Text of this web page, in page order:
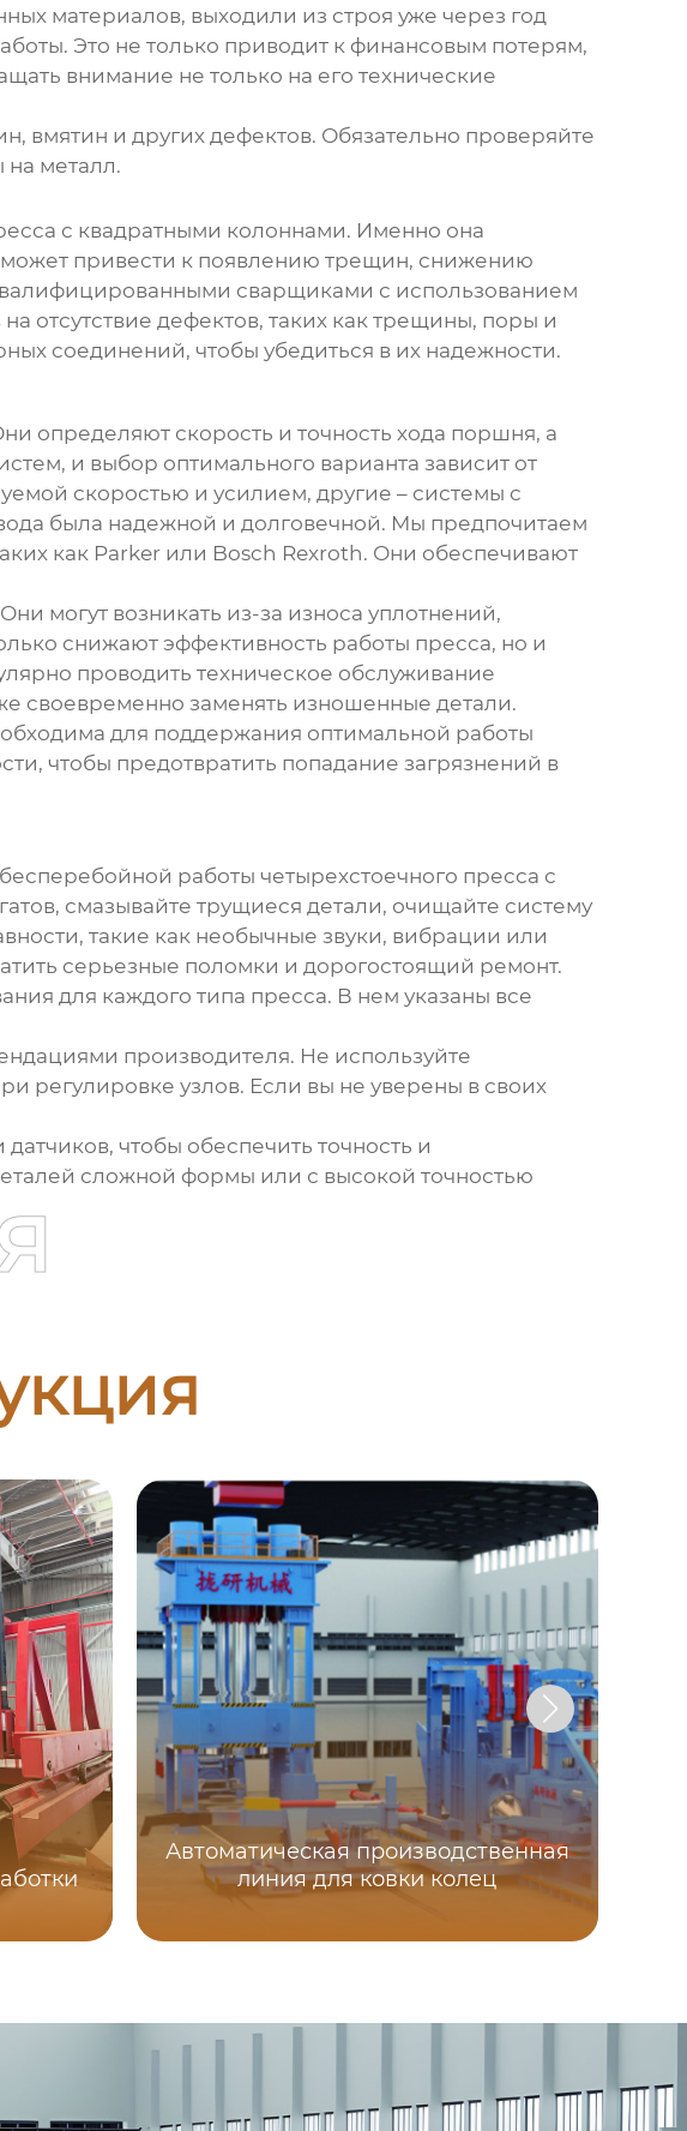
материалов, выходили из строя уже через год
Это не только приводит к финансовым потерям,
внимание не только на его технические
вмятин и других дефектов. Обязательно проверяйте
на металл.
с квадратными колоннами. Именно она
может привести к появлению трещин, снижению
сварщиками с использованием
отсутствие дефектов, таких как трещины, поры и
соединений, чтобы убедиться в их надежности.
определяют скорость и точность хода поршня, а
и выбор оптимального варианта зависит от
скоростью и усилием, другие – системы с
была надежной и долговечной. Мы предпочитаем
как Parker или Bosch Rexroth. Они обеспечивают
могут возникать из-за износа уплотнений,
снижают эффективность работы пресса, но и
проводить техническое обслуживание
своевременно заменять изношенные детали.
для поддержания оптимальной работы
чтобы предотвратить попадание загрязнений в
работы четырехстоечного пресса с
смазывайте трущиеся детали, очищайте систему
такие как необычные звуки, вибрации или
серьезные поломки и дорогостоящий ремонт.
для каждого типа пресса. В нем указаны все
производителя. Не используйте
регулировке узлов. Если вы не уверены в своих
чтобы обеспечить точность и
сложной формы или с высокой точностью
Автоматическая производственная
линия для ковки колец